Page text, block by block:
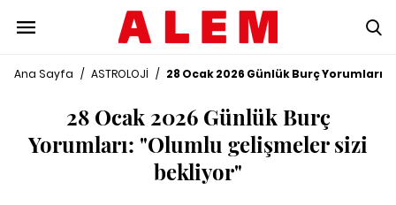
Ana Sayfa / ASTROLOJİ / 28 Ocak 2026 Günlük Burç
28 Ocak 2026 Günlük Burç
Yorumları: "Olumlu gelişmeler sizi
bekliyor"